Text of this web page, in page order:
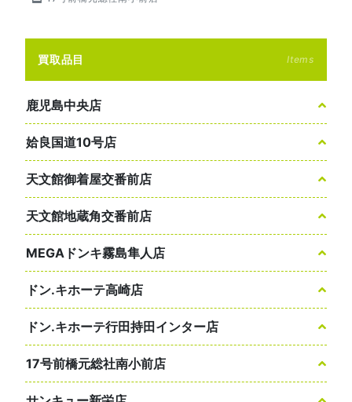
買取品目 Items
鹿児島中央店
姶良国道10号店
天文館御着屋交番前店
天文館地蔵角交番前店
MEGAドンキ霧島隼人店
ドン.キホーテ高崎店
ドン.キホーテ行田持田インター店
17号前橋元総社南小前店